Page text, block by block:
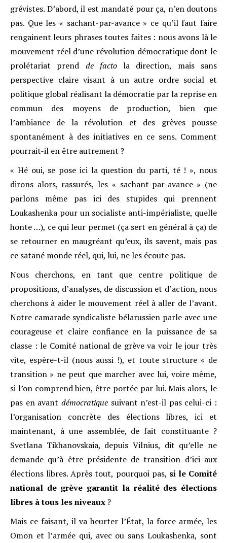
grévistes. D’abord, il est mandaté pour ça, n’en doutons
pas. Que les « sachant-par-avance » ce qu’il faut faire
rengainent leurs phrases toutes faites : nous avons là le
mouvement réel d’une révolution démocratique dont le
prolétariat prend de factola direction, mais sans
perspective claire visant à un autre ordre social et
politique global réalisant la démocratie par la reprise en
commun des moyens de production, bien que
l’ambiance de la révolution et des grèves pousse
spontanément à des initiatives en ce sens. Comment
pourrait-il en être autrement ?
« Hé oui, se pose ici la question du parti, té ! », nous
dirons alors, rassurés, les « sachant-par-avance » (ne
parlons même pas ici des stupides qui prennent
Loukashenka pour un socialiste anti-impérialiste, quelle
honte …), ce qui leur permet (ça sert en général à ça) de
se retourner en maugréant qu’eux, ils savent, mais pas
ce satané monde réel, qui, lui, ne les écoute pas.
Nous cherchons, en tant que centre politique de
propositions, d’analyses, de discussion et d’action, nous
cherchons à aider le mouvement réel à aller de l’avant.
Notre camarade syndicaliste bélarussien parle avec une
courageuse et claire confiance en la puissance de sa
classe : le Comité national de grève va voir le jour très
vite, espère-t-il (nous aussi !), et toute structure « de
transition » ne peut que marcher avec lui, voire même,
si l’on comprend bien, être portée par lui. Mais alors, le
pas en avant démocratique suivant n’est-il pas celui-ci :
l’organisation concrète des élections libres, ici et
maintenant, à une assemblée, de fait constituante ?
Svetlana Tikhanovskaia, depuis Vilnius, dit qu’elle ne
demande qu’à être présidente de transition d’ici aux
élections libres. Après tout, pourquoi pas, si le Comité
national de grève garantit la réalité des élections
libres à tous les niveaux ?
Mais ce faisant, il va heurter l’État, la force armée, les
Omon et l’armée qui, avec ou sans Loukashenka, sont